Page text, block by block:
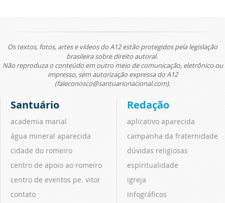
Os textos, fotos, artes e vídeos do A12 estão protegidos pela legislação
brasileira sobre direito autoral.
Não reproduza o conteúdo em outro meio de comunicação, eletrônico ou
impresso, sem autorização expressa do A12
(faleconosco@santuarionacional.com).
Santuário
academia marial
água mineral aparecida
cidade do romeiro
centro de apoio ao romeiro
centro de eventos pe. vitor
contato
Redação
aplicativo aparecida
campanha da fraternidade
dúvidas religiosas
espiritualidade
igreja
infográficos